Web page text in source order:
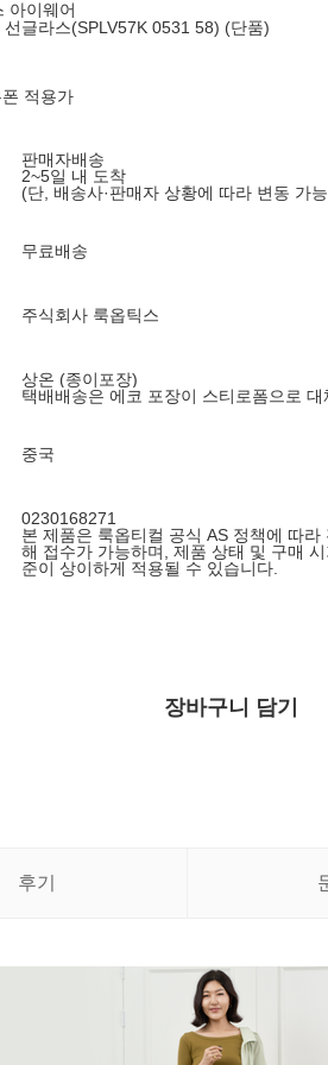
아이웨어
글라스(SPLV57K 0531 58) (단품)
적용가
판매자배송
2~5일 내 도착
(단, 배송사·판매자 상황에 따라 변동 가
무료배송
주식회사 룩옵틱스
상온 (종이포장)
택배배송은 에코 포장이 스티로폼으로 대
중국
0230168271
본 제품은 룩옵티컬 공식 AS 정책에 따
해 접수가 가능하며, 제품 상태 및 구매
준이 상이하게 적용될 수 있습니다.
장바구니 담기
후기